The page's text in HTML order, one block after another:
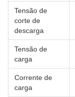
Tensão de
corte de
descarga
Tensão de
carga
Corrente de
carga